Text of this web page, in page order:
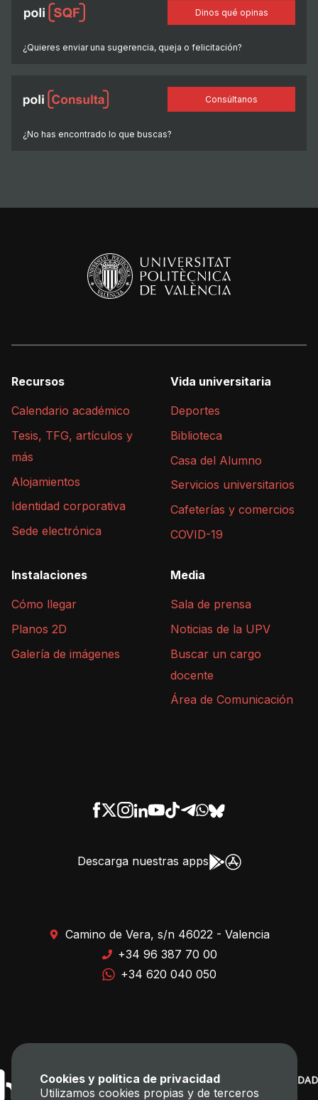
¿Quieres enviar una sugerencia, queja o felicitación?
Dinos qué opinas
¿No has encontrado lo que buscas?
Consúltanos
Recursos
Calendario académico
Tesis, TFG, artículos y
más
Alojamientos
Identidad corporativa
Sede electrónica
Vida universitaria
Deportes
Biblioteca
Casa del Alumno
Servicios universitarios
Cafeterías y comercios
COVID-19
Instalaciones
Cómo llegar
Planos 2D
Galería de imágenes
Media
Sala de prensa
Noticias de la UPV
Buscar un cargo
docente
Área de Comunicación
Descarga nuestras apps
Camino de Vera, s/n 46022 - Valencia
+34 96 387 70 00
+34 620 040 050
Cookies y política de privacidad
Utilizamos cookies propias y de terceros